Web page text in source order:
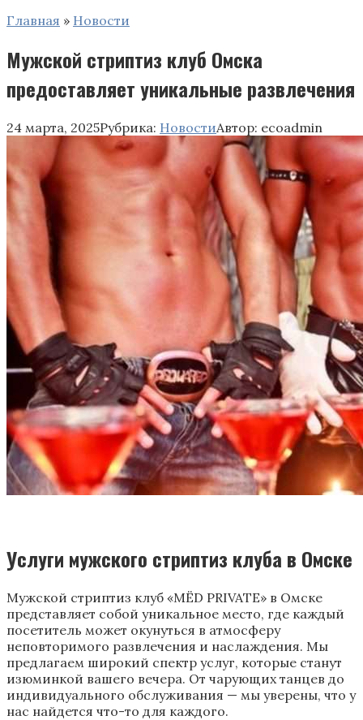
Главная » Новости
Мужской стриптиз клуб Омска
предоставляет уникальные развлечения
24 марта, 2025Рубрика: НовостиАвтор: ecoadmin
Услуги мужского стриптиз клуба в Омске
Мужской стриптиз клуб «MЁD PRIVATE» в Омске
представляет собой уникальное место, где каждый
посетитель может окунуться в атмосферу
неповторимого развлечения и наслаждения. Мы
предлагаем широкий спектр услуг, которые станут
изюминкой вашего вечера. От чарующих танцев до
индивидуального обслуживания — мы уверены, что у
нас найдется что-то для каждого.